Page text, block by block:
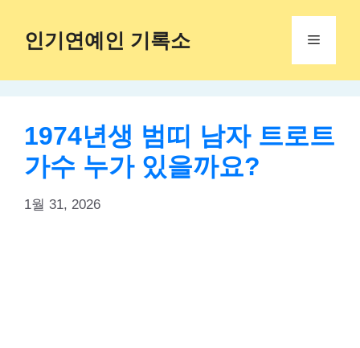
content
인기연예인 기록소 Menu
1974년생 범띠 남자 트로트
가수 누가 있을까요?
1월 31, 2026